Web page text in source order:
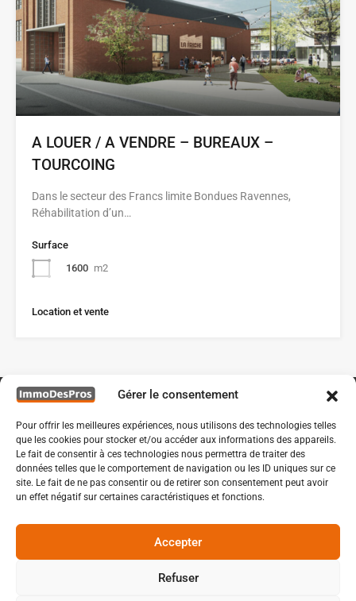
Gérer le consentement
Pour offrir les meilleures expériences, nous utilisons des technologies telles
que les cookies pour stocker et/ou accéder aux informations des appareils.
Le fait de consentir à ces technologies nous permettra de traiter des
données telles que le comportement de navigation ou les ID uniques sur ce
site. Le fait de ne pas consentir ou de retirer son consentement peut avoir
un effet négatif sur certaines caractéristiques et fonctions.
Accepter
Refuser
A LOUER / A VENDRE – BUREAUX –
TOURCOING
Dans le secteur des Francs limite Bondues Ravennes,
Réhabilitation d’un…
Surface
1600 m2
Location et vente
ROND POINT DES RAVENNES A BONDUES
© 2021 IMMODESPROS - TOUS DROITS RESERVES -